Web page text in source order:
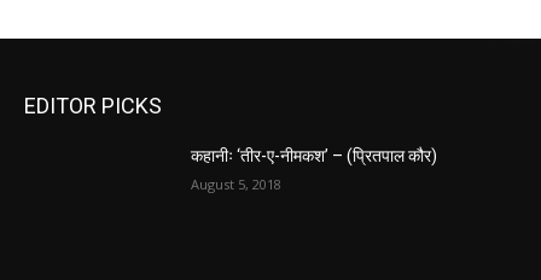
EDITOR PICKS
कहानीः ‘तीर-ए-नीमकश’ – (प्रितपाल कौर)
August 5, 2018